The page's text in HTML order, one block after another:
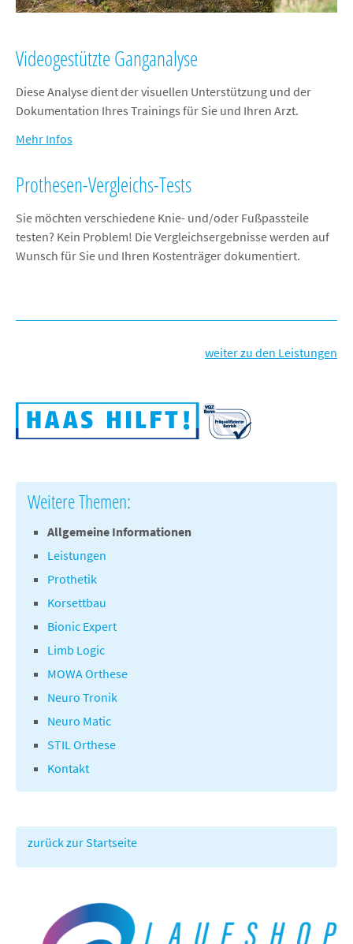
Videogestützte Ganganalyse
Diese Analyse dient der visuellen Unterstützung und der
Dokumentation Ihres Trainings für Sie und Ihren Arzt.
Mehr Infos
Prothesen-Vergleichs-Tests
Sie möchten verschiedene Knie- und/oder Fußpassteile
testen? Kein Problem! Die Vergleichsergebnisse werden auf
Wunsch für Sie und Ihren Kostenträger dokumentiert.
weiter zu den Leistungen
Weitere Themen:
Allgemeine Informationen
Leistungen
Prothetik
Korsettbau
Bionic Expert
Limb Logic
MOWA Orthese
Neuro Tronik
Neuro Matic
STIL Orthese
Kontakt
zurück zur Startseite